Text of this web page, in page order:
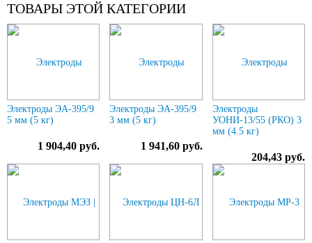
ТОВАРЫ ЭТОЙ КАТЕГОРИИ
Электроды ЭА-395/9
5 мм (5 кг)
1 904,40 руб.
Электроды ЭА-395/9
3 мм (5 кг)
1 941,60 руб.
Электроды
УОНИ-13/55 (РКО) 3
мм (4.5 кг)
204,43 руб.